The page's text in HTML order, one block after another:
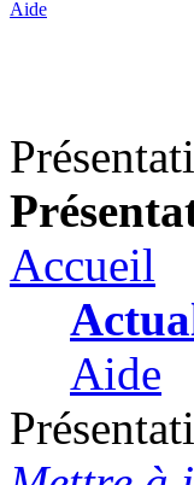
Aide
Accueil
Aide